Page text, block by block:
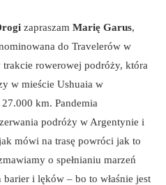
zapraszam Marię Garus,
do Travelerów w
trakcie rowerowej podróży, która
w mieście Ushuaia w
km. Pandemia
podróży w Argentynie i
mówi na trasę powróci jak to
o spełnianiu marzeń
i lęków – bo to właśnie jest